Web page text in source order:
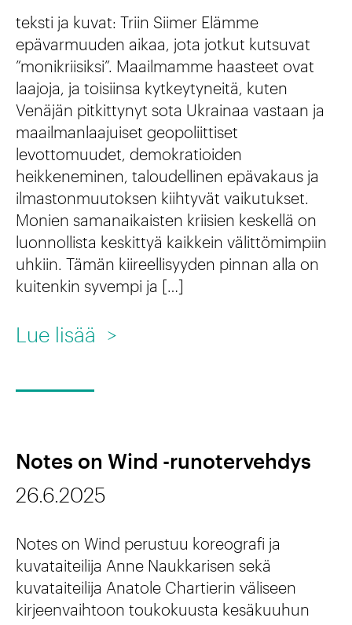
k
o
i
h
i
n
1
6
-
0
u
u
t
i
t
E
u
r
o
o
o
o
u
m
i
s
e
n
t
a
i
t
e
e
t
i
k
s
t
ä
teksti ja kuvat: Triin Siimer Elämme
epävarmuuden aikaa, jota jotkut kutsuvat
”monikriisiksi”. Maailmamme haasteet ovat
laajoja, ja toisiinsa kytkeytyneitä, kuten
Venäjän pitkittynyt sota Ukrainaa vastaan ja
maailmanlaajuiset geopoliittiset
levottomuudet, demokratioiden
heikkeneminen, taloudellinen epävakaus ja
ilmastonmuutoksen kiihtyvät vaikutukset.
Monien samanaikaisten kriisien keskellä on
luonnollista keskittyä kaikkein välittömimpiin
uhkiin. Tämän kiireellisyyden pinnan alla on
kuitenkin syvempi ja […]
Lue lisää
t
u
r
i
k
>
Notes on Wind -runotervehdys
26.6.2025
Notes on Wind perustuu koreografi ja
kuvataiteilija Anne Naukkarisen sekä
kuvataiteilija Anatole Chartierin väliseen
kirjeenvaihtoon toukokuusta kesäkuuhun